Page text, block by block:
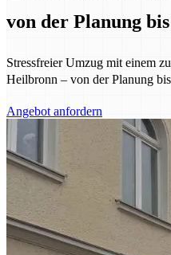
von der Planung
Stressfreier Umzug mit einem
Heilbronn – von der Planung
Angebot anfordern